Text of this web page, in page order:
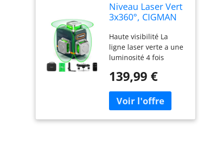
Niveau Laser Vert
3x360°, CIGMAN
Auto-nivelant,
Plage de Travail:
30M, avec
Télécommande,
Support
Magnétique,
Trepied Rotatif,
Batterie Li-ion
Intégrée
Haute visibilité La
ligne laser verte a une
luminosité 4 fois
faisceau rouge, ce qui
distance de travail
allant jusqu'à 30 m
100 pieds, disponible
139,99 €